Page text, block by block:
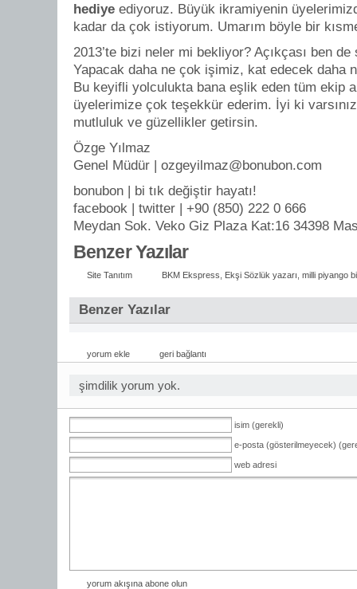
hediye ediyoruz. Büyük ikramiyenin
kadar da çok istiyorum. Umarım böyle bir
2013’te bizi neler mi bekliyor? Açıkçası ben de
Yapacak daha ne çok işimiz, kat edecek daha
Bu keyifli yolculukta bana eşlik eden tüm ekip
üyelerimize çok teşekkür ederim. İyi ki
mutluluk ve güzellikler getirsin.
Özge Yılmaz
Genel Müdür | ozgeyilmaz@bonubon.com
bonubon | bi tık değiştir hayatı!
facebook | twitter | +90 (850) 222 0 666
Meydan Sok. Veko Giz Plaza Kat:16 34398
Benzer Yazılar
Site Tanıtım BKM Ekspress Ekşi Sözlük yazarı milli piyango
Benzer Yazılar
yorum ekle geri bağlantı
şimdilik yorum yok.
isim (gerekli)
e-posta (gösterilmeyecek)
web adresi
yorum akışına abone olun